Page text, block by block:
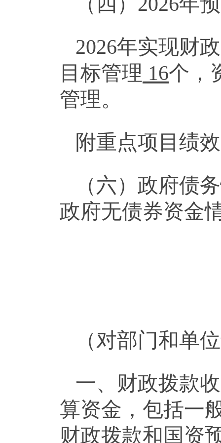
2026年实现财
目标管理 16个，
管理。
附重点项目绩
（六）政府债
政府无债券资金
（对部门和单位
一、财政拨款
算资金，包括一
财政拨款和 国资